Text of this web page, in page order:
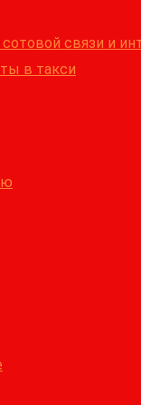
связи и
в такси